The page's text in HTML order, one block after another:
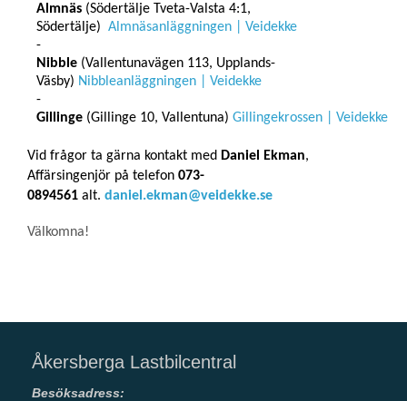
Almnäs (Södertälje Tveta-Valsta 4:1,
Södertälje) Almnäsanläggningen | Veidekke
Nibble (Vallentunavägen 113, Upplands-
Väsby) Nibbleanläggningen | Veidekke
Gillinge (Gillinge 10, Vallentuna) Gillingekrossen | Veidekke
Vid frågor ta gärna kontakt med Daniel Ekman,
Affärsingenjör på telefon 073-
0894561 alt. daniel.ekman@veidekke.se
Välkomna!
Åkersberga Lastbilcentral
Besöksadress: